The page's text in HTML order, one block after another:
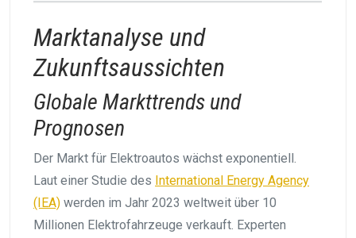
Marktanalyse und
Zukunftsaussichten
Globale Markttrends und
Prognosen
Der Markt für Elektroautos wächst exponentiell.
Laut einer Studie des International Energy Agency
(IEA) werden im Jahr 2023 weltweit über 10
Millionen Elektrofahrzeuge verkauft. Experten